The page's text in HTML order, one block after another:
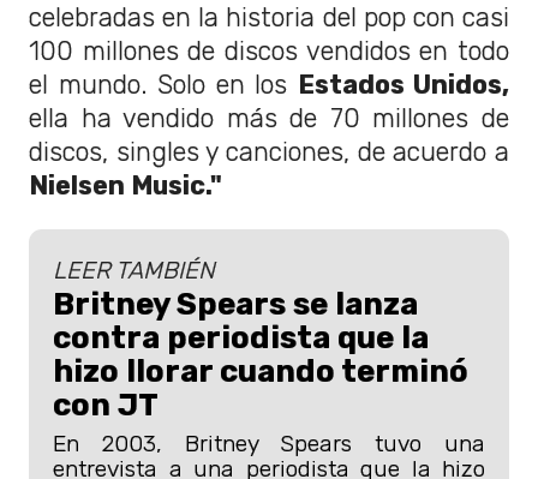
celebradas en la historia del pop con casi
100 millones de discos vendidos en todo
el mundo. Solo en los Estados Unidos,
ella ha vendido más de 70 millones de
discos, singles y canciones, de acuerdo a
Nielsen Music."
LEER TAMBIÉN
Britney Spears se lanza
contra periodista que la
hizo llorar cuando terminó
con JT
En 2003, Britney Spears tuvo una
entrevista a una periodista que la hizo